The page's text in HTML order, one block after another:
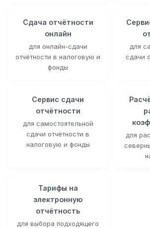
Сдача отчётности
онлайн
для онлайн-сдачи
отчётности в налоговую и
фонды
для
сдачи
Сервис сдачи
отчётности
для самостоятельной
сдачи отчётности в
налоговую и фонды
для
Тарифы на
электронную
отчётность
для выбора подходящего